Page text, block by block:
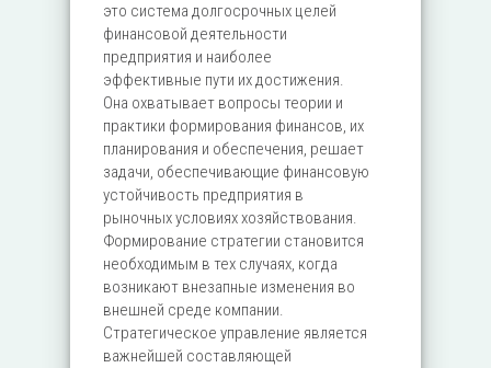
это система долгосрочных целей
финансовой деятельности
предприятия и наиболее
эффективные пути их достижения.
Она охватывает вопросы теории и
практики формирования финансов, их
планирования и обеспечения, решает
задачи, обеспечивающие финансовую
устойчивость предприятия в
рыночных условиях хозяйствования.
Формирование стратегии становится
необходимым в тех случаях, когда
возникают внезапные изменения во
внешней среде компании.
Стратегическое управление является
важнейшей составляющей